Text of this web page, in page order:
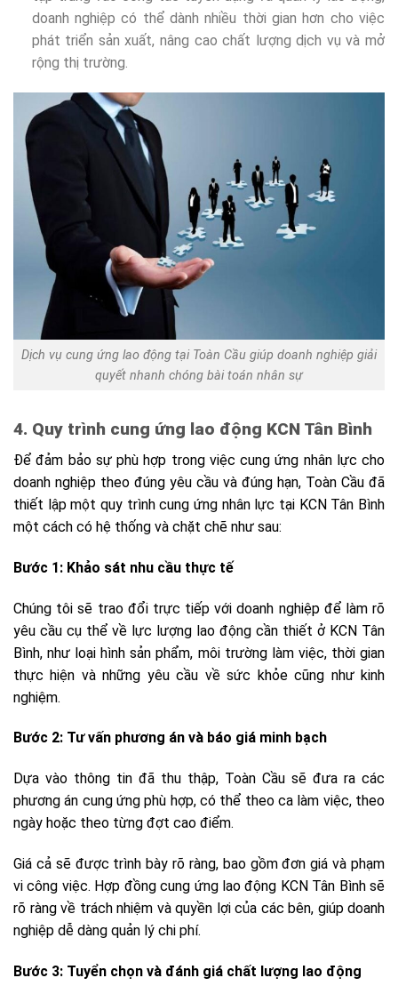
doanh nghiệp có thể dành nhiều thời gian hơn cho việc
phát triển sản xuất, nâng cao chất lượng dịch vụ và mở
rộng thị trường.
Dịch vụ cung ứng lao động tại Toàn Cầu giúp doanh nghiệp giải
quyết nhanh chóng bài toán nhân sự
4. Quy trình cung ứng lao động KCN Tân Bình
Để đảm bảo sự phù hợp trong việc cung ứng nhân lực cho
doanh nghiệp theo đúng yêu cầu và đúng hạn, Toàn Cầu đã
thiết lập một quy trình cung ứng nhân lực tại KCN Tân Bình
một cách có hệ thống và chặt chẽ như sau:
Bước 1: Khảo sát nhu cầu thực tế
Chúng tôi sẽ trao đổi trực tiếp với doanh nghiệp để làm rõ
yêu cầu cụ thể về lực lượng lao động cần thiết ở KCN Tân
Bình, như loại hình sản phẩm, môi trường làm việc, thời gian
thực hiện và những yêu cầu về sức khỏe cũng như kinh
nghiệm.
Bước 2: Tư vấn phương án và báo giá minh bạch
Dựa vào thông tin đã thu thập, Toàn Cầu sẽ đưa ra các
phương án cung ứng phù hợp, có thể theo ca làm việc, theo
ngày hoặc theo từng đợt cao điểm.
Giá cả sẽ được trình bày rõ ràng, bao gồm đơn giá và phạm
vi công việc. Hợp đồng cung ứng lao động KCN Tân Bình sẽ
rõ ràng về trách nhiệm và quyền lợi của các bên, giúp doanh
nghiệp dễ dàng quản lý chi phí.
Bước 3: Tuyển chọn và đánh giá chất lượng lao động